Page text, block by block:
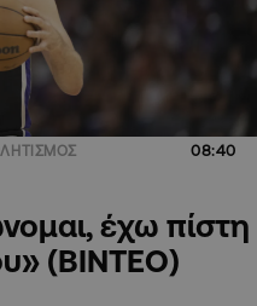
08:40
έχω πίστη
(BINTEO)